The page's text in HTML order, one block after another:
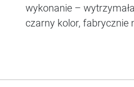
wykonanie –
czarny kolor, fabrycznie